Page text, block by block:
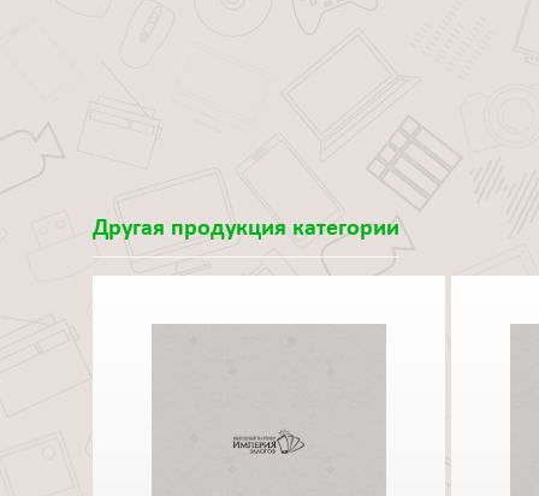
Другая продукция категории